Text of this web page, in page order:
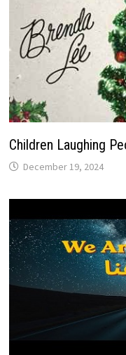
Children Laughing
December 19, 2024